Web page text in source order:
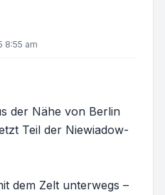
8:55 am
der Nähe von Berlin
Teil der Niewiadow-
dem Zelt unterwegs –